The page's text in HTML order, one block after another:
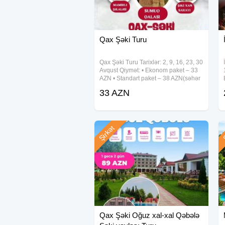
Qax Şəki Turu
Qax Şəki Turu Tarixlər: 2, 9, 16, 23, 30
Avqust Qiymət: • Ekonom paket – 33
AZN • Standart paket – 38 AZN(səhər
Komfortlu nəqliyyat • Ekskursiyalar •
33 AZN
Qax Şəki Oğuz xal-xal Qəbələ
Şirkət